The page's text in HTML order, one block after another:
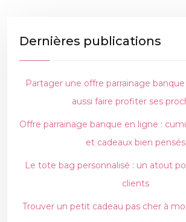
Dernières publications
Partager une offre parrainage banque
aussi faire profiter ses
Offre parrainage banque en ligne :
et cadeaux bien pensés
Le tote bag personnalisé : un atout
clients
Trouver un petit cadeau pas cher à